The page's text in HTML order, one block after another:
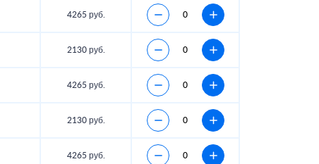
4265 руб.
2130 руб.
4265 руб.
2130 руб.
4265 руб.